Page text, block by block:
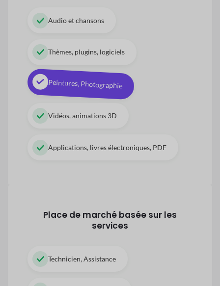
Audio et chansons
Thèmes, plugins, logiciels
Peintures, Photographie
Vidéos, animations 3D
Applications, livres électroniques, PDF
Place de marché basée sur les
services
Technicien, Assistance